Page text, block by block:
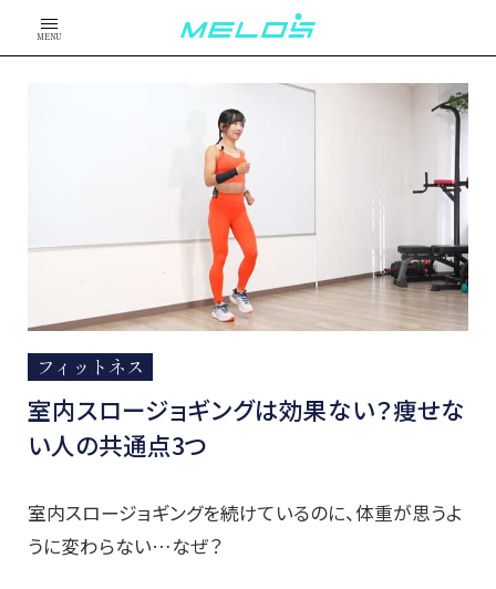
MENU
フィットネス
室内スロージョギングは効果ない？痩せな
い人の共通点3つ
室内スロージョギングを続けているのに、体重が思うよ
うに変わらない…なぜ？